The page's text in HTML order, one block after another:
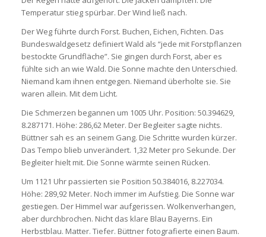
Temperatur stieg spürbar. Der Wind ließ nach.
Der Weg führte durch Forst. Buchen, Eichen, Fichten. Das
Bundeswaldgesetz definiert Wald als “jede mit Forstpflanzen
bestockte Grundfläche”. Sie gingen durch Forst, aber es
fühlte sich an wie Wald. Die Sonne machte den Unterschied.
Niemand kam ihnen entgegen. Niemand überholte sie. Sie
waren allein. Mit dem Licht.
Die Schmerzen begannen um 1005 Uhr. Position: 50.394629,
8.287171. Höhe: 286,62 Meter. Der Begleiter sagte nichts.
Büttner sah es an seinem Gang. Die Schritte wurden kürzer.
Das Tempo blieb unverändert. 1,32 Meter pro Sekunde. Der
Begleiter hielt mit. Die Sonne wärmte seinen Rücken.
Um 1121 Uhr passierten sie Position 50.384016, 8.227034.
Höhe: 289,92 Meter. Noch immer im Aufstieg. Die Sonne war
gestiegen. Der Himmel war aufgerissen. Wolkenverhangen,
aber durchbrochen. Nicht das klare Blau Bayerns. Ein
Herbstblau. Matter. Tiefer. Büttner fotografierte einen Baum.